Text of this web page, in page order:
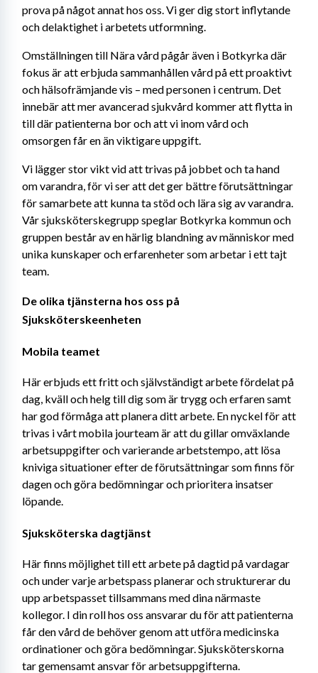
prova på något annat hos oss. Vi ger dig stort inflytande
och delaktighet i arbetets utformning.
Omställningen till Nära vård pågår även i Botkyrka där
fokus är att erbjuda sammanhållen vård på ett proaktivt
och hälsofrämjande vis – med personen i centrum. Det
innebär att mer avancerad sjukvård kommer att flytta in
till där patienterna bor och att vi inom vård och
omsorgen får en än viktigare uppgift.
Vi lägger stor vikt vid att trivas på jobbet och ta hand
om varandra, för vi ser att det ger bättre förutsättningar
för samarbete att kunna ta stöd och lära sig av varandra.
Vår sjuksköterskegrupp speglar Botkyrka kommun och
gruppen består av en härlig blandning av människor med
unika kunskaper och erfarenheter som arbetar i ett tajt
team.
De olika tjänsterna hos oss på
Sjuksköterskeenheten
Mobila teamet
Här erbjuds ett fritt och självständigt arbete fördelat på
dag, kväll och helg till dig som är trygg och erfaren samt
har god förmåga att planera ditt arbete. En nyckel för att
trivas i vårt mobila jourteam är att du gillar omväxlande
arbetsuppgifter och varierande arbetstempo, att lösa
kniviga situationer efter de förutsättningar som finns för
dagen och göra bedömningar och prioritera insatser
löpande.
Sjuksköterska dagtjänst
Här finns möjlighet till ett arbete på dagtid på vardagar
och under varje arbetspass planerar och strukturerar du
upp arbetspasset tillsammans med dina närmaste
kollegor. I din roll hos oss ansvarar du för att patienterna
får den vård de behöver genom att utföra medicinska
ordinationer och göra bedömningar. Sjuksköterskorna
tar gemensamt ansvar för arbetsuppgifterna.